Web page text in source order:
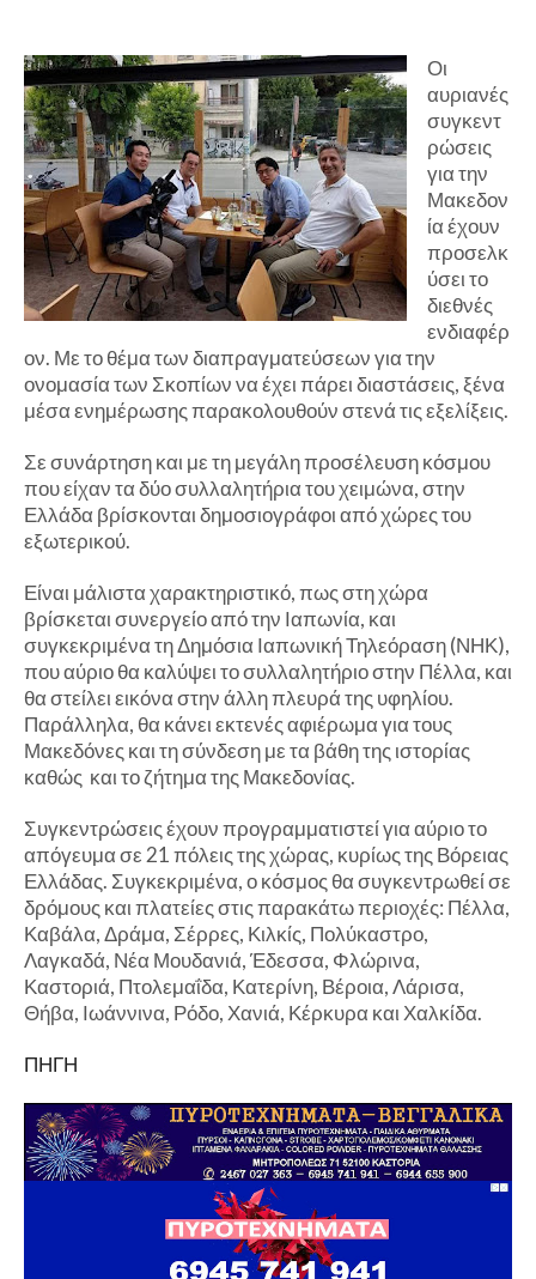
Οι
αυριανές
συγκεντ
ρώσεις
για την
Μακεδον
ία έχουν
προσελκ
ύσει το
διεθνές
ενδιαφέρ
ον. Με το θέμα των διαπραγματεύσεων για την
ονομασία των Σκοπίων να έχει πάρει διαστάσεις, ξένα
μέσα ενημέρωσης παρακολουθούν στενά τις εξελίξεις.
Σε συνάρτηση και με τη μεγάλη προσέλευση κόσμου
που είχαν τα δύο συλλαλητήρια του χειμώνα, στην
Ελλάδα βρίσκονται δημοσιογράφοι από χώρες του
εξωτερικού.
Είναι μάλιστα χαρακτηριστικό, πως στη χώρα
βρίσκεται συνεργείο από την Ιαπωνία, και
συγκεκριμένα τη Δημόσια Ιαπωνική Τηλεόραση (ΝΗΚ),
που αύριο θα καλύψει το συλλαλητήριο στην Πέλλα, και
θα στείλει εικόνα στην άλλη πλευρά της υφηλίου.
Παράλληλα, θα κάνει εκτενές αφιέρωμα για τους
Μακεδόνες και τη σύνδεση με τα βάθη της ιστορίας
καθώς και το ζήτημα της Μακεδονίας.
Συγκεντρώσεις έχουν προγραμματιστεί για αύριο το
απόγευμα σε 21 πόλεις της χώρας, κυρίως της Βόρειας
Ελλάδας. Συγκεκριμένα, ο κόσμος θα συγκεντρωθεί σε
δρόμους και πλατείες στις παρακάτω περιοχές: Πέλλα,
Καβάλα, Δράμα, Σέρρες, Κιλκίς, Πολύκαστρο,
Λαγκαδά, Νέα Μουδανιά, Έδεσσα, Φλώρινα,
Καστοριά, Πτολεμαΐδα, Κατερίνη, Βέροια, Λάρισα,
Θήβα, Ιωάννινα, Ρόδο, Χανιά, Κέρκυρα και Χαλκίδα.
ΠΗΓΗ